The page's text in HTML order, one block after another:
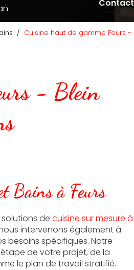
Cuisine haut de gamme Feurs -
- Blein
Bains à Feurs
de cuisine sur mesure à
intervenons également à
besoins spécifiques. Notre
de votre projet, de la
le plan de travail stratifié.